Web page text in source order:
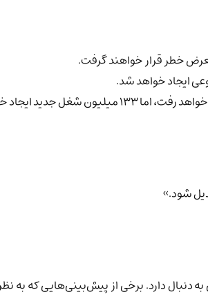
شود.»
دنبال دارد. برخی از پیش‌بینی‌هایی که به